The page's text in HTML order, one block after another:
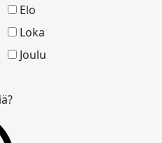
Elo
Loka
Joulu